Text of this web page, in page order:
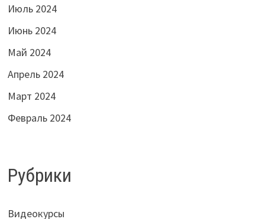
Июль 2024
Июнь 2024
Май 2024
Апрель 2024
Март 2024
Февраль 2024
Рубрики
Видеокурсы